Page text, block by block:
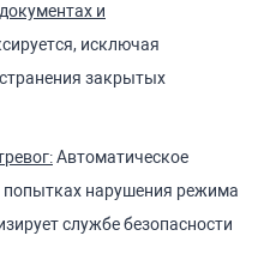
и
исключая
закрытых
Автоматическое
попытках нарушения режима
службе безопасности